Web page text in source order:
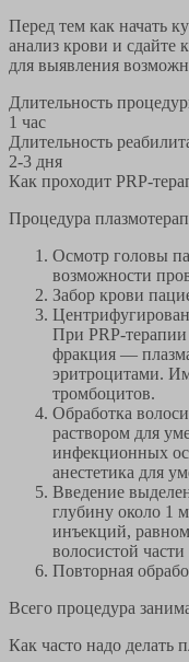
Перед тем как начать
анализ крови и
для выявления
Длительность
1 час
Длительность
2-3 дня
Как проходит PRP-
Процедура
Осмотр головы
возможности
Забор крови
При PRP-терапии
фракция —
эритроцитами.
тромбоцитов.
Обработка
раствором для
инфекционных
анестетика для
Введение
глубину около 1
инъекций,
волосистой
Повторная
Всего процедура
Как часто надо делать